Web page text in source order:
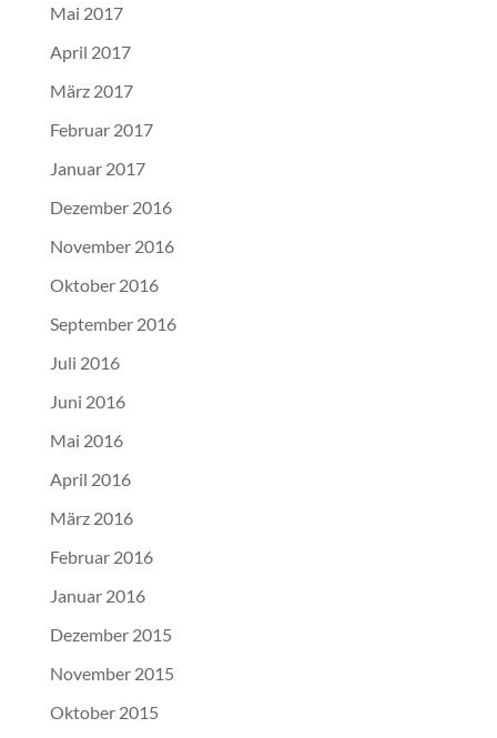
Mai 2017
April 2017
März 2017
Februar 2017
Januar 2017
Dezember 2016
November 2016
Oktober 2016
September 2016
Juli 2016
Juni 2016
Mai 2016
April 2016
März 2016
Februar 2016
Januar 2016
Dezember 2015
November 2015
Oktober 2015